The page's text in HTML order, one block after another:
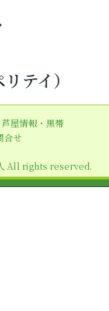
テイ）
芦屋情報・黒帯
合せ
All rights reserved.